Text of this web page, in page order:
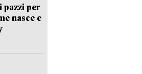
pazzi per
nasce e